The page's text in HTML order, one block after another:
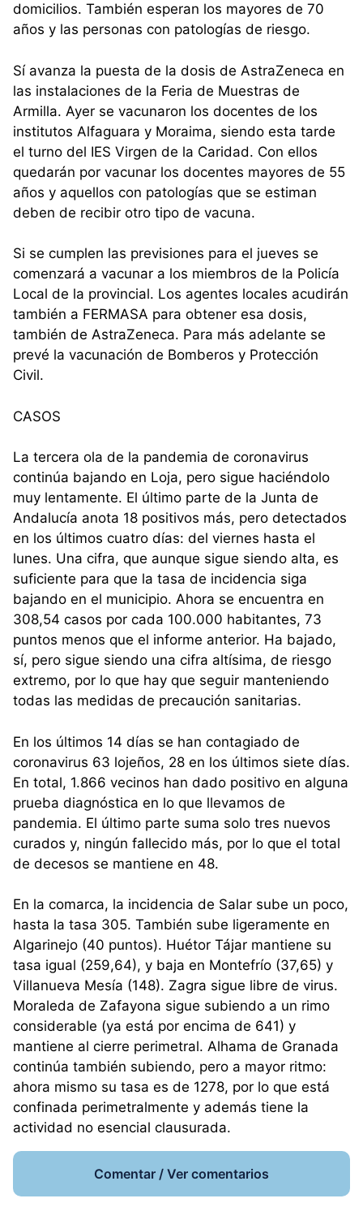
domicilios. También esperan los mayores de 70
años y las personas con patologías de riesgo.
Sí avanza la puesta de la dosis de AstraZeneca en
las instalaciones de la Feria de Muestras de
Armilla. Ayer se vacunaron los docentes de los
institutos Alfaguara y Moraima, siendo esta tarde
el turno del IES Virgen de la Caridad. Con ellos
quedarán por vacunar los docentes mayores de 55
años y aquellos con patologías que se estiman
deben de recibir otro tipo de vacuna.
Si se cumplen las previsiones para el jueves se
comenzará a vacunar a los miembros de la Policía
Local de la provincial. Los agentes locales acudirán
también a FERMASA para obtener esa dosis,
también de AstraZeneca. Para más adelante se
prevé la vacunación de Bomberos y Protección
Civil.
CASOS
La tercera ola de la pandemia de coronavirus
continúa bajando en Loja, pero sigue haciéndolo
muy lentamente. El último parte de la Junta de
Andalucía anota 18 positivos más, pero detectados
en los últimos cuatro días: del viernes hasta el
lunes. Una cifra, que aunque sigue siendo alta, es
suficiente para que la tasa de incidencia siga
bajando en el municipio. Ahora se encuentra en
308,54 casos por cada 100.000 habitantes, 73
puntos menos que el informe anterior. Ha bajado,
sí, pero sigue siendo una cifra altísima, de riesgo
extremo, por lo que hay que seguir manteniendo
todas las medidas de precaución sanitarias.
En los últimos 14 días se han contagiado de
coronavirus 63 lojeños, 28 en los últimos siete días.
En total, 1.866 vecinos han dado positivo en alguna
prueba diagnóstica en lo que llevamos de
pandemia. El último parte suma solo tres nuevos
curados y, ningún fallecido más, por lo que el total
de decesos se mantiene en 48.
En la comarca, la incidencia de Salar sube un poco,
hasta la tasa 305. También sube ligeramente en
Algarinejo (40 puntos). Huétor Tájar mantiene su
tasa igual (259,64), y baja en Montefrío (37,65) y
Villanueva Mesía (148). Zagra sigue libre de virus.
Moraleda de Zafayona sigue subiendo a un rimo
considerable (ya está por encima de 641) y
mantiene al cierre perimetral. Alhama de Granada
continúa también subiendo, pero a mayor ritmo:
ahora mismo su tasa es de 1278, por lo que está
confinada perimetralmente y además tiene la
actividad no esencial clausurada.
Comentar / Ver comentarios